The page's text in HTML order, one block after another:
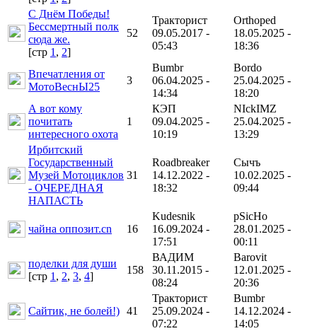
С Днём Победы!
Бессмертный полк
сюда же.
[cтр 1, 2]
52
Тракторист
09.05.2017 -
05:43
Orthoped
18.05.2025 -
18:36
Впечатления от
МотоВеснЫ25
3
Bumbr
06.04.2025 -
14:34
Bordo
25.04.2025 -
18:20
А вот кому
почитать
интересного охота
1
КЭП
09.04.2025 -
10:19
NIckIMZ
25.04.2025 -
13:29
Ирбитский
Государственный
Музей Мотоциклов
- ОЧЕРЕДНАЯ
НАПАСТЬ
31
Roadbreaker
14.12.2022 -
18:32
Сычъ
10.02.2025 -
09:44
чайна оппозит.cn 16
Kudesnik
16.09.2024 -
17:51
pSicHo
28.01.2025 -
00:11
поделки для души
[cтр 1, 2, 3, 4]
158
ВАДИМ
30.11.2015 -
08:24
Barovit
12.01.2025 -
20:36
Сайтик, не болей!) 41
Тракторист
25.09.2024 -
07:22
Bumbr
14.12.2024 -
14:05